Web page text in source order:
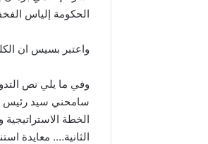
الحكومة إلياس
واعتبر بسيس ان
وفي ما يلي نص
سامحني سيد رئيس
الخطة
الثانية…. معايدة